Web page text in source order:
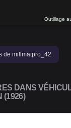
Outillage
de millmatpro_42
DANS
(1926)